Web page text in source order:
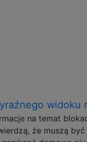
na temat
że muszą